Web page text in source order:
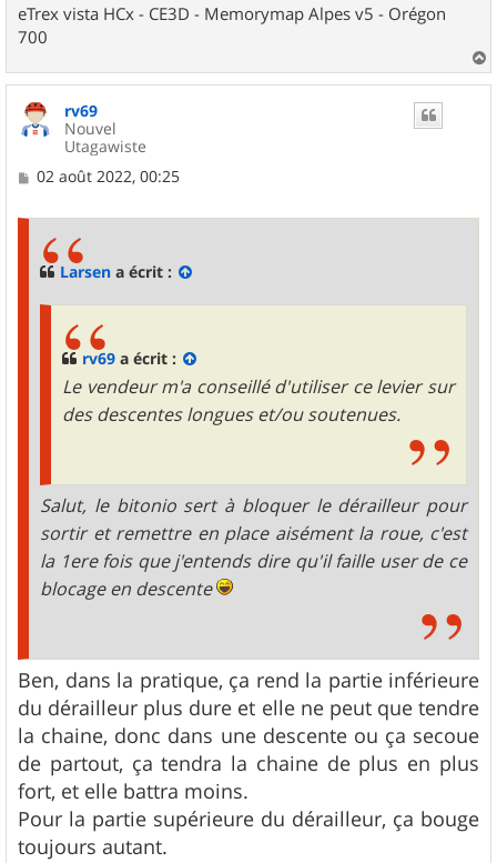
eTrex vista HCx - CE3D - Memorymap Alpes v5 - Orégon
700
a
u
rv69
Nouvel
Utagawiste
M
02 août 2022, 00:25
Larsen a écrit :
rv69 a écrit :
Le vendeur m'a conseillé d'utiliser ce levier sur
des descentes longues et/ou soutenues.
Salut, le bitonio sert à bloquer le dérailleur pour
sortir et remettre en place aisément la roue, c'est
la 1ere fois que j'entends dire qu'il faille user de ce
blocage en descente
Ben, dans la pratique, ça rend la partie inférieure
du dérailleur plus dure et elle ne peut que tendre
la chaine, donc dans une descente ou ça secoue
de partout, ça tendra la chaine de plus en plus
fort, et elle battra moins.
Pour la partie supérieure du dérailleur, ça bouge
toujours autant.